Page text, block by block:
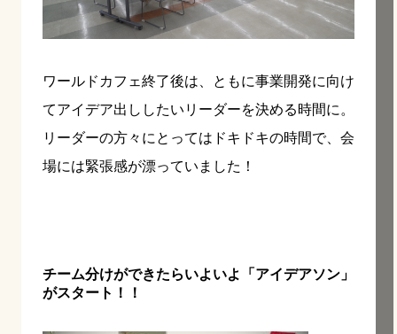
ワールドカフェ終了後は、ともに事業開発に向け
てアイデア出ししたいリーダーを決める時間に。
リーダーの方々にとってはドキドキの時間で、会
場には緊張感が漂っていました！
チーム分けができたらいよいよ「アイデアソン」
がスタート！！